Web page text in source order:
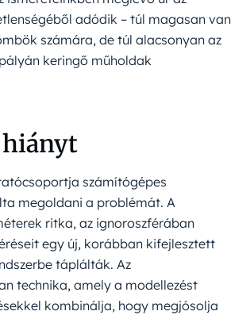
adódik – túl magasan van
számára, de túl alacsonyan az
keringő műholdak
hiányt
számítógépes
megoldani a problémát. A
ritka, az ignoroszférában
egy új, korábban kifejlesztett
táplálták. Az
technika, amely a modellezést
kombinálja, hogy megjósolja